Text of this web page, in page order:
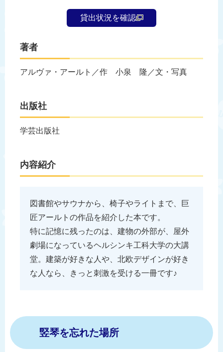
貸出状況を確認
著者
アルヴァ・アールト／作 小泉 隆／文・写真
出版社
学芸出版社
内容紹介
図書館やサウナから、椅子やライトまで、巨
匠アールトの作品を紹介した本です。
特に記憶に残ったのは、建物の外部が、屋外
劇場になっているヘルシンキ工科大学の大講
堂。建築が好きな人や、北欧デザインが好き
な人なら、きっと刺激を受ける一冊です♪
竪琴を忘れた場所